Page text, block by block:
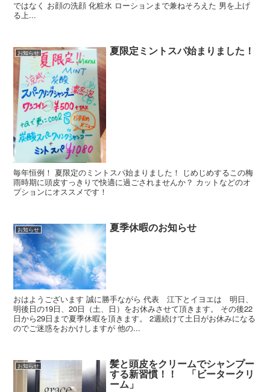
ではなく お顔の洗顔 化粧水 ローションまで兼ねそろえた 男を上げ
る上...
お知らせ 夏限定ミントスパ始まりました！
毎年恒例！ 夏限定のミントスパ始まりました！ じめじめするこの梅
雨時期に頭皮すっきりで快適に過ごされませんか？ カットなどのオ
プションにオススメです！
お知らせ 夏季休暇のお知らせ
おはようございます 誠に勝手ながら 代表 江下とイヨエは 明日、
明後日の19日、20日（土、日）をお休みさせて頂きます。 その後22
日から29日まで夏季休暇を頂きます。 2週続けて土日がお休みになる
のでご迷惑をおかけしますが 他の...
お知らせ 髪と頭皮をクリームでシャンプー
する新習慣！！ 「ビータークリ
ーム」